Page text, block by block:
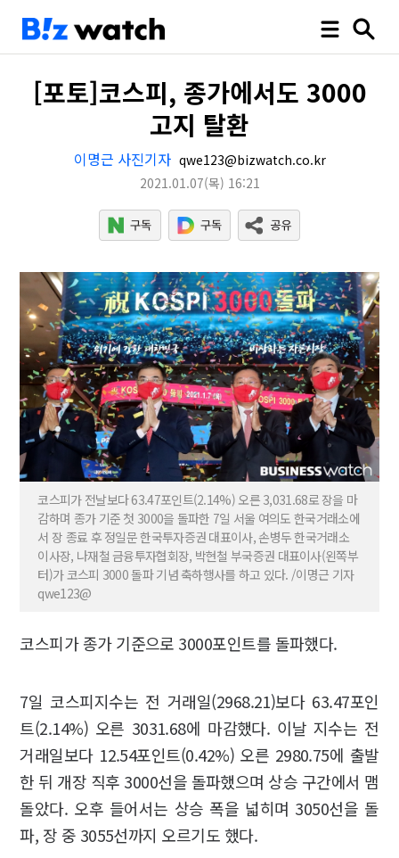
[포토]코스피, 종가에서도 3000
고지 탈환
이명근 사진기자 qwe123@bizwatch.co.kr
2021.01.07(목) 16:21
코스피가 전날보다 63.47포인트(2.14%) 오른 3,031.68로 장을 마
감하며 종가 기준 첫 3000을 돌파한 7일 서울 여의도 한국거래소에
서 장 종료 후 정일문 한국투자증권 대표이사, 손병두 한국거래소
이사장, 나재철 금융투자협회장, 박현철 부국증권 대표이사(왼쪽부
터)가 코스피 3000 돌파 기념 축하행사를 하고 있다. /이명근 기자
qwe123@
코스피가 종가 기준으로 3000포인트를 돌파했다.
7일 코스피지수는 전 거래일(2968.21)보다 63.47포인
트(2.14%) 오른 3031.68에 마감했다. 이날 지수는 전
거래일보다 12.54포인트(0.42%) 오른 2980.75에 출발
한 뒤 개장 직후 3000선을 돌파했으며 상승 구간에서 맴
돌았다. 오후 들어서는 상승 폭을 넓히며 3050선을 돌
파, 장 중 3055선까지 오르기도 했다.